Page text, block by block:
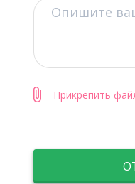
Прикрепить